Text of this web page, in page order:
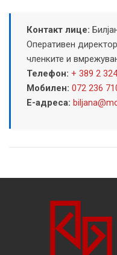
Контакт лице:
Оперативен
членките и
Телефон: + 389 2
Мобилен: 072 236
Е-адреса: